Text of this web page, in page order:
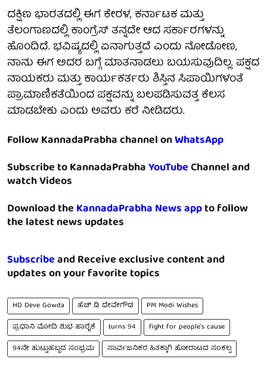
ದಕ್ಷಿಣ ಭಾರತದಲ್ಲಿ ಈಗ ಕೇರಳ, ಕರ್ನಾಟಕ ಮತ್ತು
ತೆಲಂಗಾಣದಲ್ಲಿ ಕಾಂಗ್ರೆಸ್ ತನ್ನದೇ ಆದ ಸರ್ಕಾರಗಳನ್ನು
ಹೊಂದಿದೆ. ಭವಿಷ್ಯದಲ್ಲಿ ಏನಾಗುತ್ತದೆ ಎಂದು ನೋಡೋಣ,
ನಾನು ಈಗ ಅದರ ಬಗ್ಗೆ ಮಾತನಾಡಲು ಬಯಸುವುದಿಲ್ಲ. ಪಕ್ಷದ
ನಾಯಕರು ಮತ್ತು ಕಾರ್ಯಕರ್ತರು ಶಿಸ್ತಿನ ಸಿಪಾಯಿಗಳಂತೆ
ಪ್ರಾಮಾಣಿಕತೆಯಿಂದ ಪಕ್ಷವನ್ನು ಬಲಪಡಿಸುವತ್ತ ಕೆಲಸ
ಮಾಡಬೇಕು ಎಂದು ಅವರು ಕರೆ ನೀಡಿದರು.
Follow KannadaPrabha channel onWhatsApp
Subscribe to KannadaPrabhaYouTubeChannel and
watch Videos
Download theKannadaPrabha News appto follow
the latest news updates
Subscribeand Receive exclusive content and
updates on your favorite topics
HD Deve Gowda ಹೆಚ್ ಡಿ ದೇವೇಗೌಡ
PM Modi Wishes
ಪ್ರಧಾನಿ ಮೋದಿ ಶುಭ ಹಾರೈಕೆ
turns 94
fight for people's cause
94ನೇ ಹುಟ್ಟುಹಬ್ಬದ ಸಂಭ್ರಮ
ಸಾರ್ವಜನಿಕರ ಹಿತಕ್ಕಾಗಿ ಹೋರಾಟದ ಸಂಕಲ್ಪ